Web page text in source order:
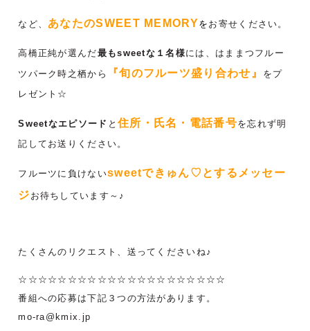
など、 あなたのSWEET MEMORYを お寄せください。
高橋正純が選んだ最もsweetな１名様には、はままつフルー
ツパーク時之栖から
『旬のフルーツ盛り合わせ』
をプ
レゼント☆
Sweetなエピソード と 住所・氏名・電話番号を忘れず明
記してお送りください。
フルーツに負けないsweetできゅん♡とするメッセー
ジ お待ちしています～♪
たくさんのリクエスト、送ってくださいね♪
☆☆☆☆☆☆☆☆☆☆☆☆☆☆☆☆☆☆☆☆☆
番組への応募は下記３つの方法があります。
mo-ra@kmix.jp